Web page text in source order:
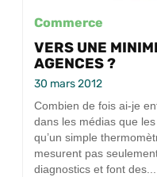
Commerce
VERS UNE
AGENCES ?
30 mars 2012
Combien de fois ai-je
dans les médias que
qu’un simple
mesurent pas
diagnostics et font des...